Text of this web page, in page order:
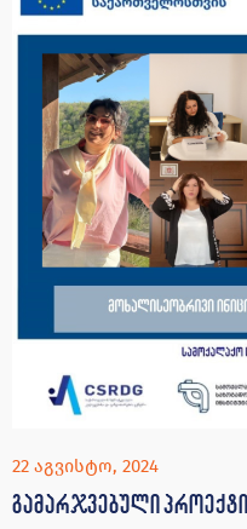
22 აგვისტო, 2024
გამარჯვებული